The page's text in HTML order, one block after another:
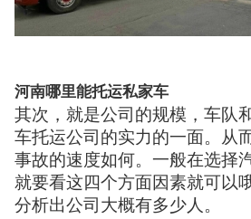
河南哪里能托运私家车
其次，就是公司的规模，车队
车托运公司的实力的一面。从
事故的速度如何。一般在选择
就要看这四个方面因素就可以
分析出公司大概有多少人。